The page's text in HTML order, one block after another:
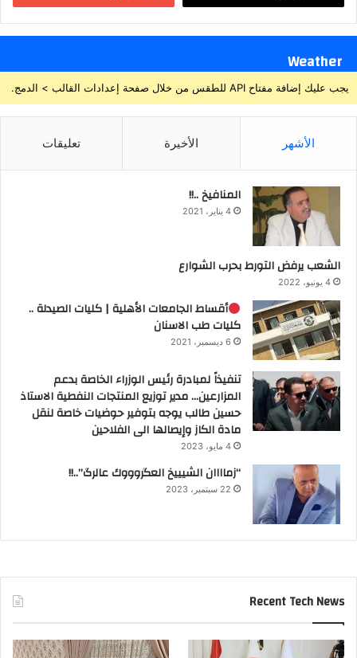
Weather
يجب عليك إضافة مفتاح API للطقس من خلال صفحة إعدادات القالب > الدمج.
الأشهر الأخيرة تعليقات
المنافيخ ..!!
4 يناير، 2021
الشعب يرفض التورط بحرب الشوارع
4 يونيو، 2022
أقساط الجامعات الأهلية | كليات الصيدلة ..
كليات طب الاسنان
6 ديسمبر، 2021
تنفيذاً لمبادرة رئيس الوزراء الخاصة بدعم
المزارعين… مدير توزيع المنتجات النفطية الاستاذ
حسين طالب يوجه بتوفير حوضيات خاصة لنقل
مادة الكاز وإيصالها الى الفلاحين
4 مايو، 2023
“زماااان الشيييخ العگروووك عالرگ”..!!
22 سبتمبر، 2023
Recent Tech News